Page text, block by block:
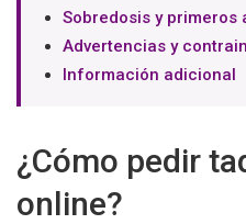
Sobredosis y primeros
Advertencias y
Información adicional
¿Cómo pedir
online?